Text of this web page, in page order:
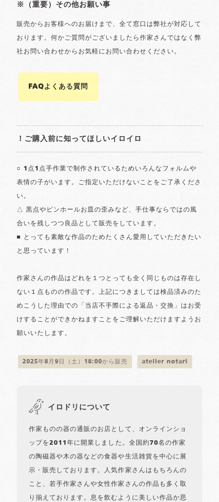
※（重要）その他お願い事
販売からお客様へのお届けまで、全て窓口は弊社が対応して
おります。何かご質問がございましたら作家さんではなく弊
社お問い合わせからお気軽にお問い合わせください。
FAQよくある質問
！ご購入前に知ってほしいイロイロ
○ 1点1点手作業で制作されているためいろんなフォルムや
表情の子がいます。ご指定いただけないことをご了承くださ
い。
△ 黒点やピンホールお皿の歪みなど、手仕事ならではの風
合いを残しつつ良品として販売をしています。
■ とっても素敵な作品のためたくさん愛用していただきたい
と思っています！
作家さんの作品はどれを１つとっても全く同じものは存在し
ない１点ものの作品です。上記につきましては検品済みのた
めこうした理由での「当店不手際による返品・交換」はお受
けすることができかねますことをご理解いただけますようお
願いいたします。
2025年8月9日（土）18:00から販売 atelier notari
イロドリについて
作家ものの器の通販のお店として、オンラインショ
ップを2011年に開業しました。全国約70名の作家
の陶磁器や木の器などの食器や生活雑貨を中心に展
示・販売しております。人気作家さんはもちろんの
こと、若手作家さんや女性作家さんの作品も多く取
り揃えております。息を飲むように美しい作品か思